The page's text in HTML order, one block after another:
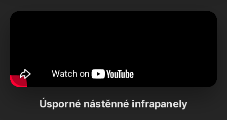
Úsporné nástěnné infrapanely